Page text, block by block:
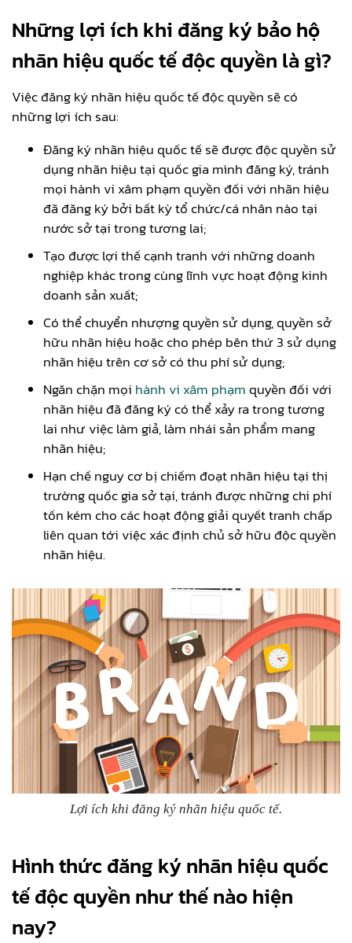
Những lợi ích khi đăng ký bảo hộ
nhãn hiệu quốc tế độc quyền là gì?
Việc đăng ký nhãn hiệu quốc tế độc quyền sẽ có
những lợi ích sau:
Đăng ký nhãn hiệu quốc tế sẽ được độc quyền sử
dụng nhãn hiệu tại quốc gia mình đăng ký, tránh
mọi hành vi xâm phạm quyền đối với nhãn hiệu
đã đăng ký bởi bất kỳ tổ chức/cá nhân nào tại
nước sở tại trong tương lai;
Tạo được lợi thế cạnh tranh với những doanh
nghiệp khác trong cùng lĩnh vực hoạt động kinh
doanh sản xuất;
Có thể chuyển nhượng quyền sử dụng, quyền sở
hữu nhãn hiệu hoặc cho phép bên thứ 3 sử dụng
nhãn hiệu trên cơ sở có thu phí sử dụng;
Ngăn chặn mọi hành vi xâm phạmquyền đối với
nhãn hiệu đã đăng ký có thể xảy ra trong tương
lai như việc làm giả, làm nhái sản phẩm mang
nhãn hiệu;
Hạn chế nguy cơ bị chiếm đoạt nhãn hiệu tại thị
trường quốc gia sở tại, tránh được những chi phí
tốn kém cho các hoạt động giải quyết tranh chấp
liên quan tới việc xác định chủ sở hữu độc quyền
nhãn hiệu.
Lợi ích khi đăng ký nhãn hiệu quốc tế.
Hình thức đăng ký nhãn hiệu quốc
tế độc quyền như thế nào hiện
nay?